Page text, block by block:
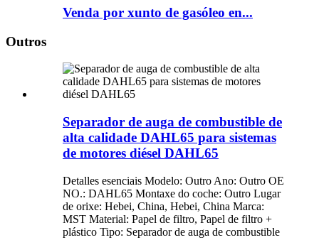
Venda por xunto de gasóleo en...
Outros
Separador de auga de combustible de
alta calidade DAHL65 para sistemas
de motores diésel DAHL65
Detalles esenciais Modelo: Outro Ano: Outro OE
NO.: DAHL65 Montaxe do coche: Outro Lugar
de orixe: Hebei, China, Hebei, China Marca:
MST Material: Papel de filtro, Papel de filtro +
plástico Tipo: Separador de auga de combustible